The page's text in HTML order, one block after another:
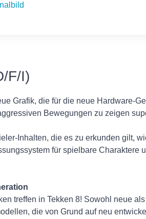
F/I)
Grafik, die für die neue Hardware-
Bewegungen zu zeigen
Inhalten, die es zu erkunden gilt,
für spielbare Charaktere
treffen in Tekken 8! Sowohl neue
die von Grund auf neu